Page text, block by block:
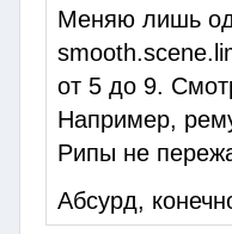
Меняю лишь
от 5 до 9.
Например,
Рипы не
Абсурд,